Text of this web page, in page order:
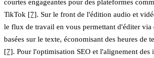
courtes engageantes pour des plateformes
TikTok [7]. Sur le front de l'édition audio et
le flux de travail en vous permettant d'éditer via
basées sur le texte, économisant des heures de
[7]. Pour l'optimisation SEO et l'alignement des